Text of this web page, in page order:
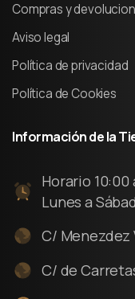
Compras y
Aviso legal
Política de privacidad
Política de Cookies
Informacióndela
Horario 10:00
Lunes a
C/ Menezdez
C/ de